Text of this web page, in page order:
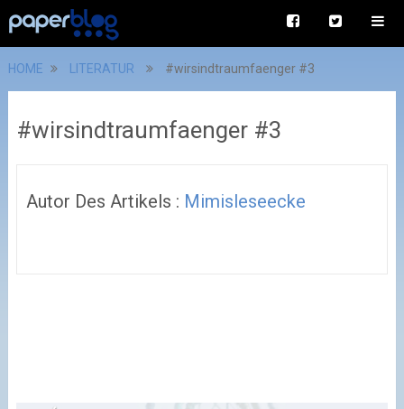
HOME LITERATUR #wirsindtraumfaenger #3
#wirsindtraumfaenger #3
Autor Des Artikels : Mimisleseecke